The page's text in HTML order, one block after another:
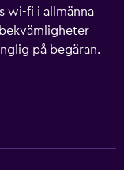
wi-fi i allmänna
på begäran.
som har
och